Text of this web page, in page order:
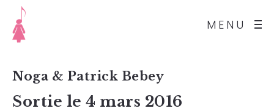
MENU
Noga & Patrick Bebey
Sortie le 4 mars 2016